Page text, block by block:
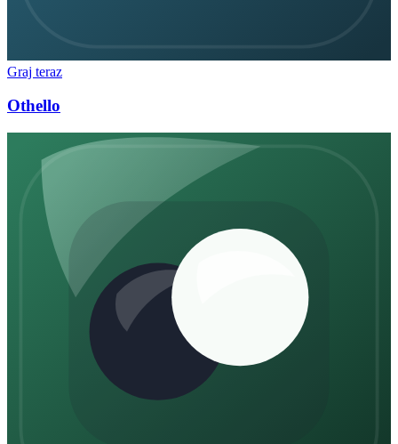
Graj teraz
Othello